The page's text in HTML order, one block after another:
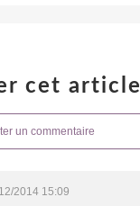
cet article
un commentaire
2014 15:09